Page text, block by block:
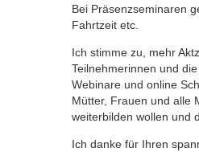
Bei Präsenzseminaren
Fahrtzeit etc.
Ich stimme zu, mehr
Teilnehmerinnen und
Webinare und online
Mütter, Frauen und alle
weiterbilden wollen und
Ich danke für Ihren